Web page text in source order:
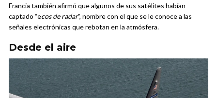
Francia también afirmó que algunos de sus satélites habían
captado “ecos de radar”, nombre con el que se le conoce a las
señales electrónicas que rebotan en la atmósfera.
Desde el aire